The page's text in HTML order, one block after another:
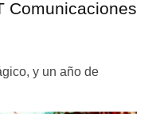
Comunicaciones
y un año de